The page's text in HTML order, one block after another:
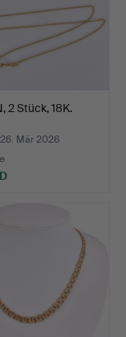
2 Stück, 18K.
Mär 2026